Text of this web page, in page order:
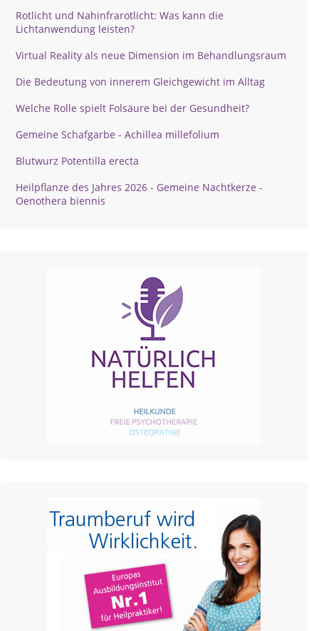
Rotlicht und Nahinfrarotlicht: Was kann die
Lichtanwendung leisten?
Virtual Reality als neue Dimension im Behandlungsraum
Die Bedeutung von innerem Gleichgewicht im Alltag
Welche Rolle spielt Folsäure bei der Gesundheit?
Gemeine Schafgarbe - Achillea millefolium
Blutwurz Potentilla erecta
Heilpflanze des Jahres 2026 - Gemeine Nachtkerze -
Oenothera biennis